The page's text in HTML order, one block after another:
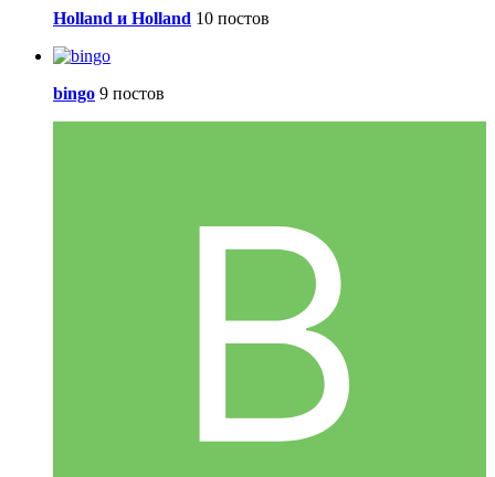
Holland и Holland 10 постов
bingo 9 постов